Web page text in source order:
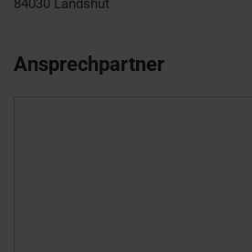
84030 Landshut
Ansprechpartner